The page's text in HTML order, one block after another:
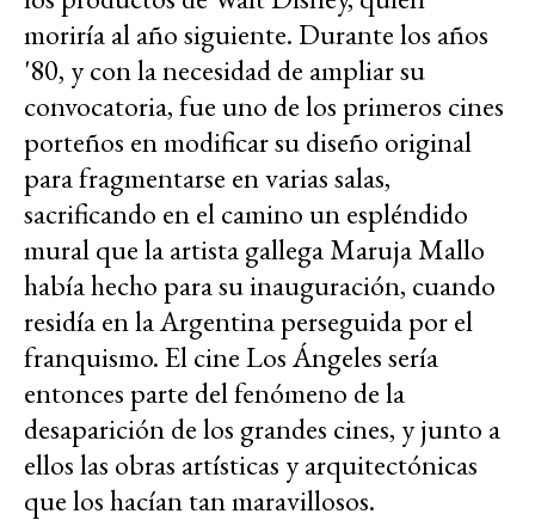
moriría al año siguiente. Durante los años
'80, y con la necesidad de ampliar su
convocatoria, fue uno de los primeros cines
porteños en modificar su diseño original
para fragmentarse en varias salas,
sacrificando en el camino un espléndido
mural que la artista gallega Maruja Mallo
había hecho para su inauguración, cuando
residía en la Argentina perseguida por el
franquismo. El cine Los Ángeles sería
entonces parte del fenómeno de la
desaparición de los grandes cines, y junto a
ellos las obras artísticas y arquitectónicas
que los hacían tan maravillosos.